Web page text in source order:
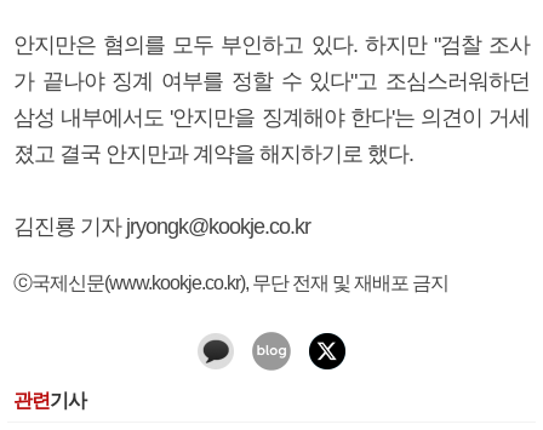
안지만은 혐의를 모두 부인하고 있다. 하지만 "검찰 조사
가 끝나야 징계 여부를 정할 수 있다"고 조심스러워하던
삼성 내부에서도 '안지만을 징계해야 한다'는 의견이 거세
졌고 결국 안지만과 계약을 해지하기로 했다.
김진룡 기자 jryongk@kookje.co.kr
ⓒ국제신문(www.kookje.co.kr), 무단 전재 및 재배포 금지
관련기사